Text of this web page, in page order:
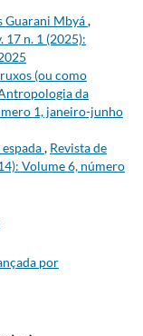
Guarani Mbyá,
17 n. 1 (2025):
(ou como
da
1, janeiro-junho
, Revista de
Volume 6, número
por